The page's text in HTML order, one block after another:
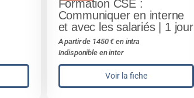
Formation CSE :
Communiquer en interne
et avec les salariés | 1 jour
A partir de 1450 € en intra
Indisponible en inter
Voir la fiche